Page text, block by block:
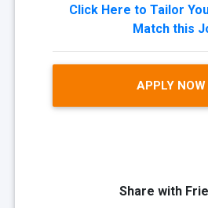
Click Here to Tailor
Match this
APPLY NOW
Share with